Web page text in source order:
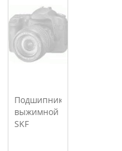
корзину
Подшипник
выжимной
SKF